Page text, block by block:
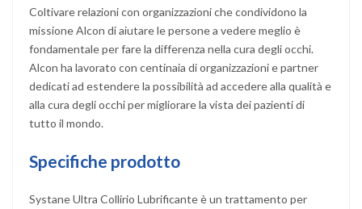
Coltivare relazioni con organizzazioni che condividono la
missione Alcon di aiutare le persone a vedere meglio è
fondamentale per fare la differenza nella cura degli occhi.
Alcon ha lavorato con centinaia di organizzazioni e partner
dedicati ad estendere la possibilità ad accedere alla qualità e
alla cura degli occhi per migliorare la vista dei pazienti di
tutto il mondo.
Specifiche prodotto
Systane Ultra Collirio Lubrificante è un trattamento per